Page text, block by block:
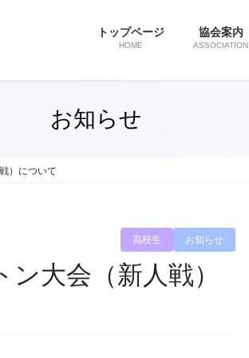
トップページ
HOME
協会案内
ASSOCIATION
お知らせ
）について
お知らせ
高校生
大会（新人戦）